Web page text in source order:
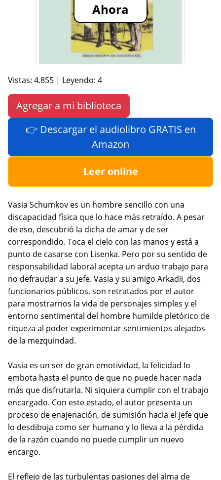
Ahora
Vistas: 4.855 | Leyendo: 4
Agregar a mi biblioteca
👉 Descargar el audiolibro GRATIS en
Amazon
Leer online
Vasia Schumkov es un hombre sencillo con una
discapacidad física que lo hace más retraído. A pesar
de eso, descubrió la dicha de amar y de ser
correspondido. Toca el cielo con las manos y está a
punto de casarse con Lisenka. Pero por su sentido de
responsabilidad laboral acepta un arduo trabajo para
no defraudar a su jefe. Vasia y su amigo Arkadii, dos
funcionarios públicos, son retratados por el autor
para mostrarnos la vida de personajes simples y el
entorno sentimental del hombre humilde pletórico de
riqueza al poder experimentar sentimientos alejados
de la mezquindad.
Vasia es un ser de gran emotividad, la felicidad lo
embota hasta el punto de que no puede hacer nada
más que disfrutarla. Ni siquiera cumplir con el trabajo
encargado. Con este estado, el autor presenta un
proceso de enajenación, de sumisión hacia el jefe que
lo desdibuja como ser humano y lo lleva a la pérdida
de la razón cuando no puede cumplir un nuevo
encargo.
El reflejo de las turbulentas pasiones del alma de